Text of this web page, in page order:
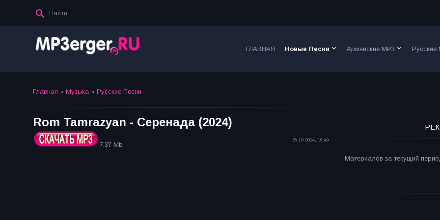
ГЛАВНАЯ Новые Песни keyboard_arrow_down Армянские MP3 keyboard_arrow_down Русские
Главная » Музыка » Русские Песни
Rom Tamrazyan - Серенада (2024)
7,37 Mb
26.10.2024, 19:49
Материалов за текущий